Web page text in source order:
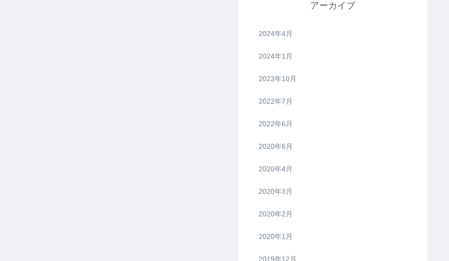
アーカイブ
2024年4月
2024年1月
2023年10月
2022年7月
2022年6月
2020年6月
2020年4月
2020年3月
2020年2月
2020年1月
2019年12月